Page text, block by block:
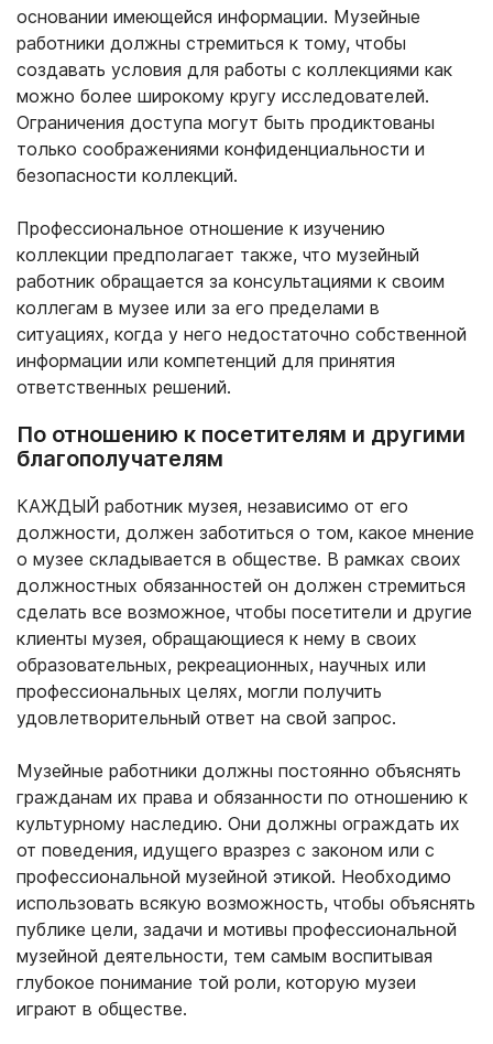
основании имеющейся информации. Музейные
работники должны стремиться к тому, чтобы
создавать условия для работы с коллекциями как
можно более широкому кругу исследователей.
Ограничения доступа могут быть продиктованы
только соображениями конфиденциальности и
безопасности коллекций.
Профессиональное отношение к изучению
коллекции предполагает также, что музейный
работник обращается за консультациями к своим
коллегам в музее или за его пределами в
ситуациях, когда у него недостаточно собственной
информации или компетенций для принятия
ответственных решений.
По отношению к посетителям и другими
благополучателям
КАЖДЫЙ работник музея, независимо от его
должности, должен заботиться о том, какое мнение
о музее складывается в обществе. В рамках своих
должностных обязанностей он должен стремиться
сделать все возможное, чтобы посетители и другие
клиенты музея, обращающиеся к нему в своих
образовательных, рекреационных, научных или
профессиональных целях, могли получить
удовлетворительный ответ на свой запрос.
Музейные работники должны постоянно объяснять
гражданам их права и обязанности по отношению к
культурному наследию. Они должны ограждать их
от поведения, идущего вразрез с законом или с
профессиональной музейной этикой. Необходимо
использовать всякую возможность, чтобы объяснять
публике цели, задачи и мотивы профессиональной
музейной деятельности, тем самым воспитывая
глубокое понимание той роли, которую музеи
играют в обществе.